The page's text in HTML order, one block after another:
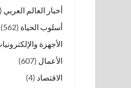
أخبار العالم العربي (900)
أسلوب الحياة (562)
الأجهزة
الأعمال (607)
الاقتصاد (4)